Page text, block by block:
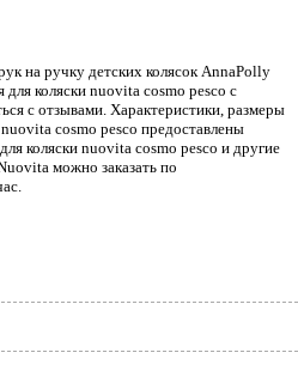
на ручку детских колясок AnnaPolly
коляски nuovita cosmo pesco с
с отзывами. Характеристики, размеры
cosmo pesco предоставлены
коляски nuovita cosmo pesco и другие
можно заказать по